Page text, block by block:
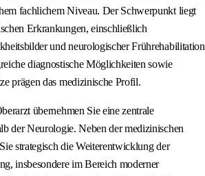
fachlichem Niveau. Der Schwerpunkt liegt
Erkrankungen, einschließlich
und neurologischer Frührehabilitation
diagnostische Möglichkeiten sowie
prägen das medizinische Profil.
übernehmen Sie eine zentrale
der Neurologie. Neben der medizinischen
strategisch die Weiterentwicklung der
insbesondere im Bereich moderner